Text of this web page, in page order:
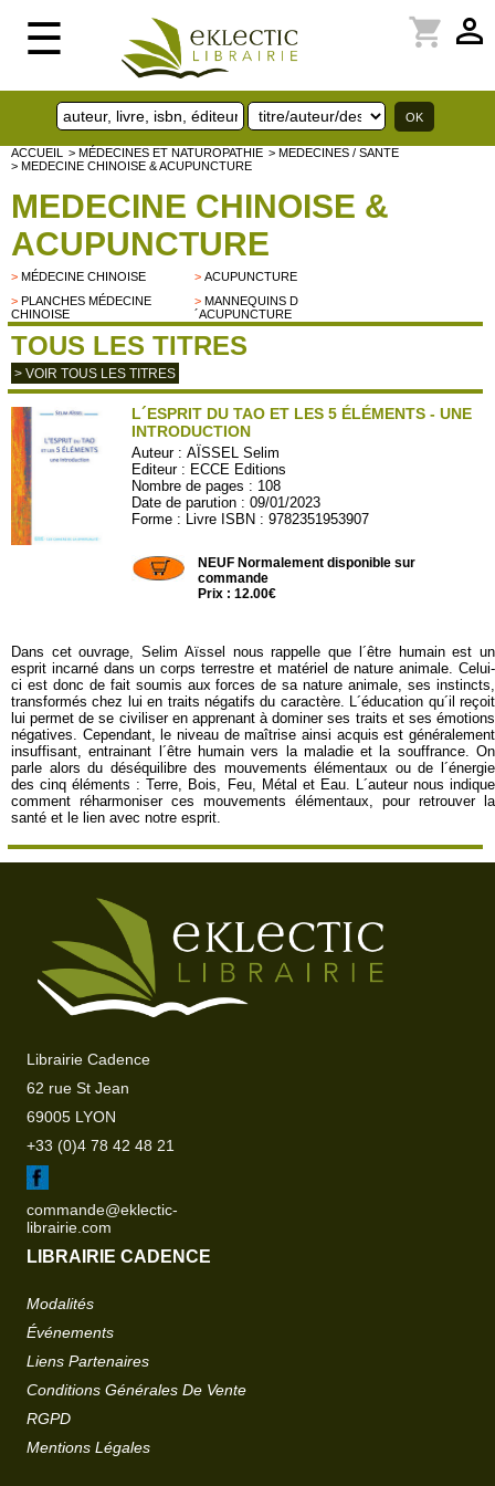
☰ perm_identity
shopping_cart
ACCUEIL > MÉDECINES ET NATUROPATHIE > MEDECINES / SANTE
> MEDECINE CHINOISE & ACUPUNCTURE
MEDECINE CHINOISE &
ACUPUNCTURE
> MÉDECINE CHINOISE >ACUPUNCTURE
> PLANCHES MÉDECINE
CHINOISE
>MANNEQUINS D
´ACUPUNCTURE
TOUS LES TITRES
> VOIR TOUS LES TITRES
L´ESPRIT DU TAO ET LES 5 ÉLÉMENTS - UNE
INTRODUCTION
Auteur :AÏSSEL Selim
Editeur : ECCE Editions
Nombre de pages : 108
Date de parution : 09/01/2023
Forme : Livre ISBN : 9782351953907
NEUF Normalement disponible sur
commande
Prix : 12.00€
Dans cet ouvrage, Selim Aïssel nous rappelle que l´être humain est un
esprit incarné dans un corps terrestre et matériel de nature animale. Celui-
ci est donc de fait soumis aux forces de sa nature animale, ses instincts,
transformés chez lui en traits négatifs du caractère. L´éducation qu´il reçoit
lui permet de se civiliser en apprenant à dominer ses traits et ses émotions
négatives. Cependant, le niveau de maîtrise ainsi acquis est généralement
insuffisant, entrainant l´être humain vers la maladie et la souffrance. On
parle alors du déséquilibre des mouvements élémentaux ou de l´énergie
des cinq éléments : Terre, Bois, Feu, Métal et Eau. L´auteur nous indique
comment réharmoniser ces mouvements élémentaux, pour retrouver la
santé et le lien avec notre esprit.
Librairie Cadence
62 rue St Jean
69005 LYON
+33 (0)4 78 42 48 21
commande@eklectic-
librairie.com
LIBRAIRIE CADENCE
Modalités
Événements
Liens Partenaires
Conditions Générales De Vente
RGPD
Mentions Légales